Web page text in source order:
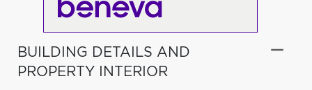
BUILDING DETAILS AND
PROPERTY INTERIOR